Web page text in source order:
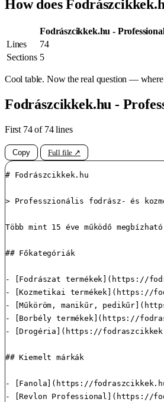
How does
Fodrászcikkek.hu -
Lines
74
Sections 5
Cool table. Now the real question —
Fodrászcikkek.hu -
First 74 of 74 lines
Copy Full file ↗
# Fodrászcikkek.hu
> Professzionális fodrász- és
Több mint 15 éve működő
## Főkategóriák
- [Fodrászat termékek](https://
- [Kozmetikai termékek](https://
- [Műköröm, manikűr,
- [Borbély termékek](https://
- [Drogéria](https://
## Kiemelt márkák
- [Fanola](https://
- [Revlon Professional](https://